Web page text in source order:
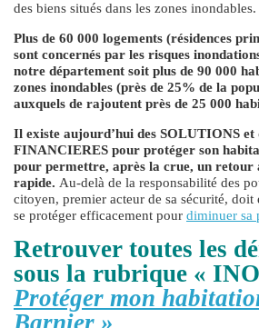
des biens situés dans les zones inondables.
Plus de 60 000 logements (résidences
sont concernés par les risques
notre département soit plus de 90 000
zones inondables (près de 25% de la
auxquels de rajoutent près de 25 000
Il existe aujourd’hui des SOLUTIONS et
FINANCIERES pour protéger son
pour permettre, après la crue, un retour
rapide. Au-delà de la responsabilité des
citoyen, premier acteur de sa sécurité, doit
se protéger efficacement pour diminuer sa
Retrouver toutes les
sous la rubrique «
Protéger mon
Barnier »